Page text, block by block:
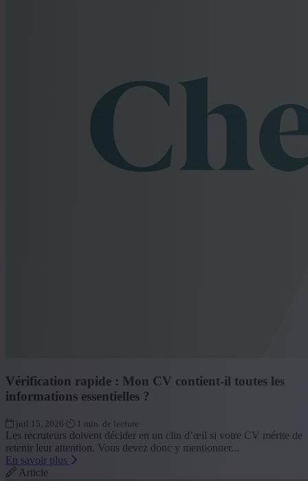
Vérification rapide : Mon CV contient-il toutes les
informations essentielles ?
juil 15, 2026 1 min. de lecture
Les recruteurs doivent décider en un clin d’œil si votre CV mérite de
retenir leur attention. Vous devez donc y mentionner...
En savoir plus
Article